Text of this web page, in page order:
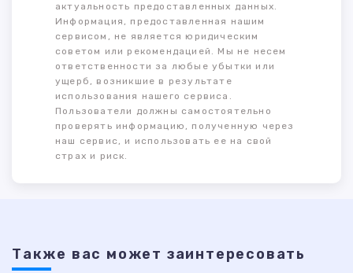
актуальность предоставленных данных.
Информация, предоставленная нашим
сервисом, не является юридическим
советом или рекомендацией. Мы не несем
ответственности за любые убытки или
ущерб, возникшие в результате
использования нашего сервиса.
Пользователи должны самостоятельно
проверять информацию, полученную через
наш сервис, и использовать ее на свой
страх и риск.
Также ваc может заинтересовать